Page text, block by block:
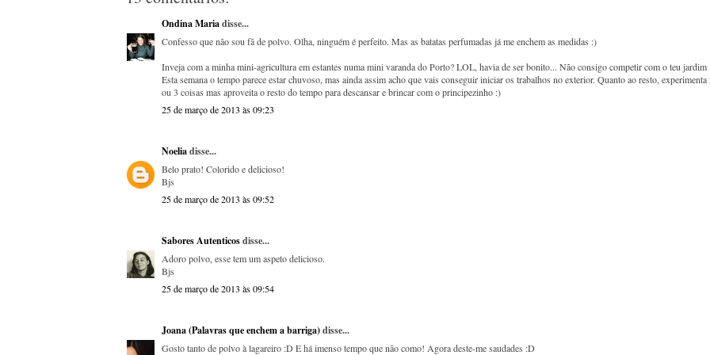
Ondina Mariadisse...
Confesso que não sou fã de polvo. Olha, ninguém é perfeito. Mas as batatas perfumadas já me enchem as medidas :)
Inveja com a minha mini-agricultura em estantes numa mini varanda do Porto? LOL, havia de ser bonito... Não consigo competir com o teu jardim
Esta semana o tempo parece estar chuvoso, mas ainda assim acho que vais conseguir iniciar os trabalhos no exterior. Quanto ao resto, experimenta
ou 3 coisas mas aproveita o resto do tempo para descansar e brincar com o principezinho :)
25 de março de 2013 às 09:23
Noeliadisse...
Belo prato! Colorido e delicioso!
Bjs
25 de março de 2013 às 09:52
Sabores Autenticosdisse...
Adoro polvo, esse tem um aspeto delicioso.
Bjs
25 de março de 2013 às 09:54
Joana (Palavras que enchem a barriga)disse...
Gosto tanto de polvo à lagareiro :D E há imenso tempo que não como! Agora deste-me saudades :D